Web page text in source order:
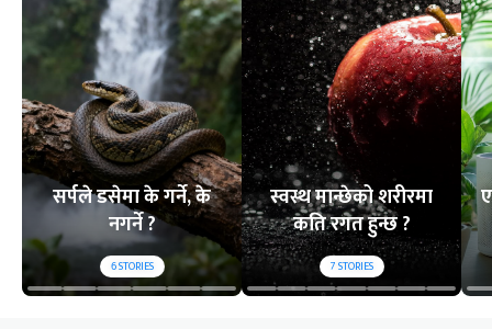
सर्पले डसेमा के गर्ने, के
नगर्ने ?
6STORIES
स्वस्थ मान्छेको शरीरमा
कति रगत हुन्छ ?
7STORIES